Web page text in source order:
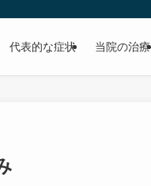
代表的な症状 当院の治療